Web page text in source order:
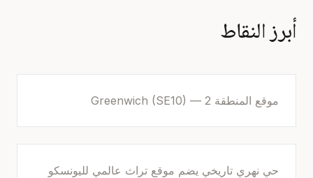
أبرز النقاط
موقع المنطقة 2 — Greenwich (SE10)
حي نهري تاريخي يضم موقع تراث عالمي لليونسكو